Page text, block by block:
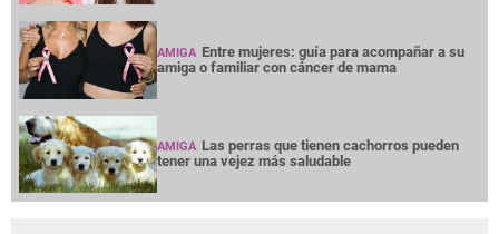
AMIGA Entre mujeres: guía para acompañar a su
amiga o familiar con cáncer de mama
AMIGA Las perras que tienen cachorros pueden
tener una vejez más saludable